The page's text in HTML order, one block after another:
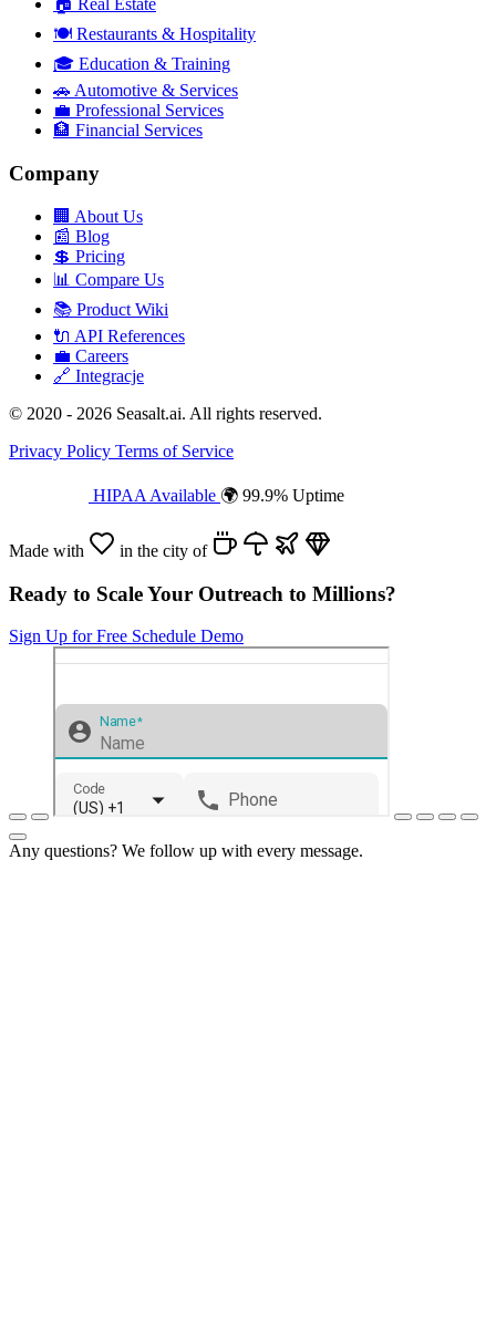
🏠 Real Estate
🍽️ Restaurants & Hospitality
🎓 Education & Training
🚗 Automotive & Services
💼 Professional Services
🏦 Financial Services
Company
🏢 About Us
📰 Blog
💲 Pricing
📊 Compare Us
📚 Product Wiki
🔌 API References
💼 Careers
🔗 Integracje
© 2020 - 2026 Seasalt.ai. All rights reserved.
Privacy Policy Terms of Service
HIPAA Available 🌍 99.9% Uptime
Made with in the city of
Ready to Scale Your Outreach to Millions?
Sign Up for Free Schedule Demo
Any questions? We follow up with every message.